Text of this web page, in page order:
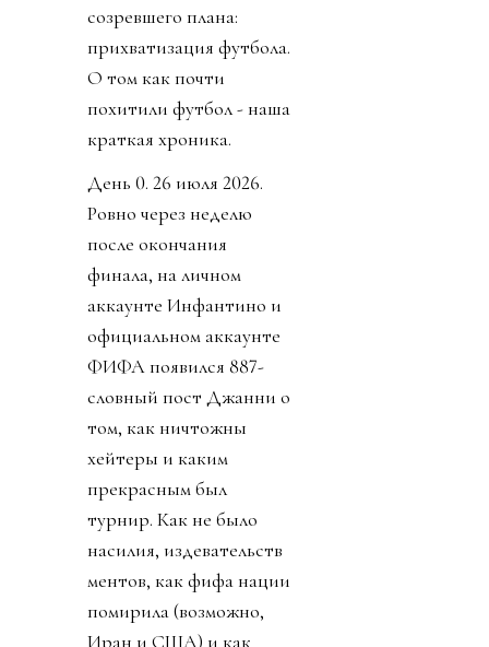
созревшего плана:
прихватизация футбола.
О том как почти
похитили футбол - наша
краткая хроника.
День 0. 26 июля 2026.
Ровно через неделю
после окончания
финала, на личном
аккаунте Инфантино и
официальном аккаунте
ФИФА появился 887-
словный пост Джанни о
том, как ничтожны
хейтеры и каким
прекрасным был
турнир. Как не было
насилия, издевательств
ментов, как фифа нации
помирила (возможно,
Иран и США) и как